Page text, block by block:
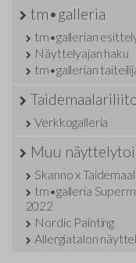
tm•galleria
tm•gallerian
Näyttelyajan haku
tm•gallerian
Verkkogalleria
Muu
Skanno x
tm•galleria
2022
Nordic Painting
Allergiatalon